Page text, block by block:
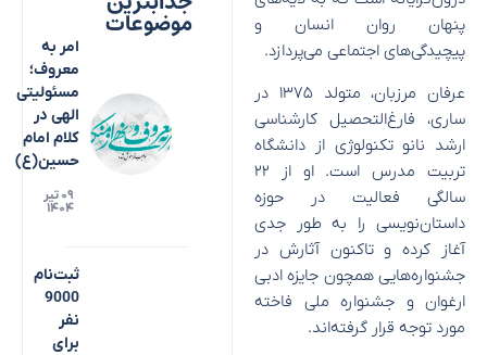
پنهان روان انسان و
پیچیدگی‌های اجتماعی می‌پردازد.
عرفان مرزبان، متولد ۱۳۷۵ در
ساری، فارغ‌التحصیل کارشناسی
ارشد نانو تکنولوژی از دانشگاه
تربیت مدرس است. او از ۲۲
سالگی فعالیت در حوزه
داستان‌نویسی را به طور جدی
آغاز کرده و تاکنون آثارش در
جشنواره‌هایی همچون جایزه ادبی
ارغوان و جشنواره ملی فاخته
مورد توجه قرار گرفته‌اند.
موضوعات
امر به
معروف؛
مسئولیتی
الهی در
کلام امام
حسین(ع)
۰۹ تیر
۱۴۰۴
ثبت‌نام
9000
نفر
برای